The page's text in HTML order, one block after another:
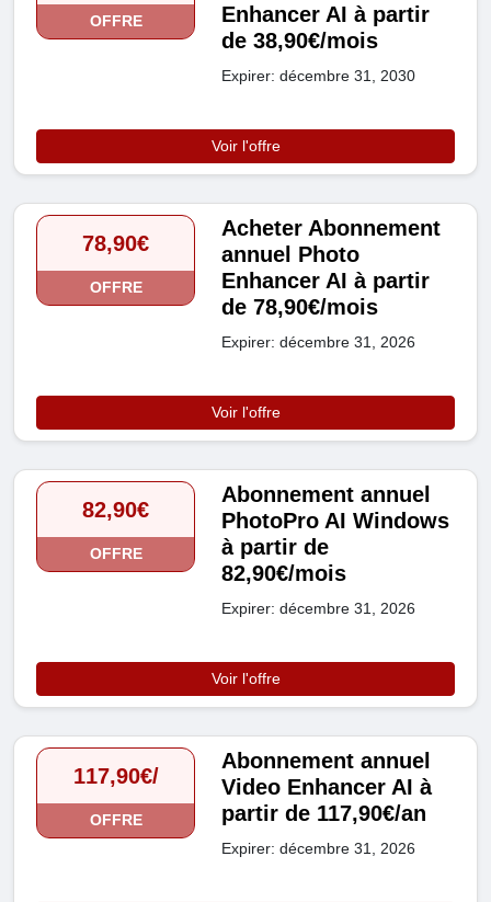
OFFRE
Enhancer AI à partir
de 38,90€/mois
Expirer: décembre 31, 2030
Voir l'offre
78,90€
OFFRE
Acheter Abonnement
annuel Photo
Enhancer AI à partir
de 78,90€/mois
Expirer: décembre 31, 2026
Voir l'offre
82,90€
OFFRE
Abonnement annuel
PhotoPro AI Windows
à partir de
82,90€/mois
Expirer: décembre 31, 2026
Voir l'offre
117,90€/
OFFRE
Abonnement annuel
Video Enhancer AI à
partir de 117,90€/an
Expirer: décembre 31, 2026